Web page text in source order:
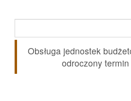
Obsługa jednostek
odroczony termin